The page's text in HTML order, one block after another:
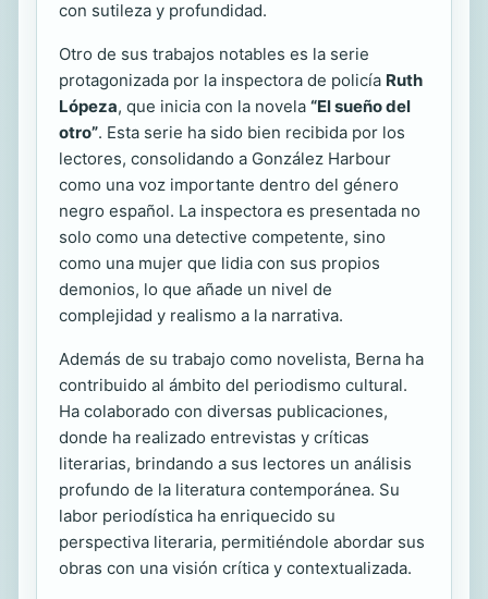
con sutileza y profundidad.
Otro de sus trabajos notables es la serie
protagonizada por la inspectora de policía Ruth
Lópeza, que inicia con la novela “El sueño del
otro”. Esta serie ha sido bien recibida por los
lectores, consolidando a González Harbour
como una voz importante dentro del género
negro español. La inspectora es presentada no
solo como una detective competente, sino
como una mujer que lidia con sus propios
demonios, lo que añade un nivel de
complejidad y realismo a la narrativa.
Además de su trabajo como novelista, Berna ha
contribuido al ámbito del periodismo cultural.
Ha colaborado con diversas publicaciones,
donde ha realizado entrevistas y críticas
literarias, brindando a sus lectores un análisis
profundo de la literatura contemporánea. Su
labor periodística ha enriquecido su
perspectiva literaria, permitiéndole abordar sus
obras con una visión crítica y contextualizada.